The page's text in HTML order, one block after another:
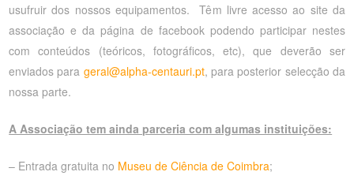
usufruir dos nossos equipamentos. Têm livre acesso ao site da
associação e da página de facebook podendo participar nestes
com conteúdos (teóricos, fotográficos, etc), que deverão ser
enviados para geral@alpha-centauri.pt, para posterior selecção da
nossa parte.
A Associação tem ainda parceria com algumas instituições:
– Entrada gratuita no Museu de Ciência de Coimbra;